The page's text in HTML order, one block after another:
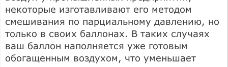
некоторые изготавливают его методом
смешивания по парциальному давлению, но
только в своих баллонах. В таких случаях
ваш баллон наполняется уже готовым
обогащенным воздухом, что уменьшает